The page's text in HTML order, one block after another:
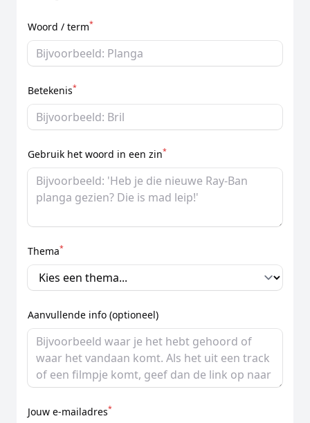
Woord / term*
Betekenis*
Gebruik het woord in een zin*
Thema*
Aanvullende info (optioneel)
Jouw e-mailadres*